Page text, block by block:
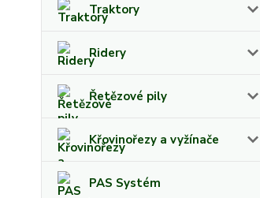
Traktory
Ridery
Řetězové pily
Křovinořezy a vyžínače
PAS Systém